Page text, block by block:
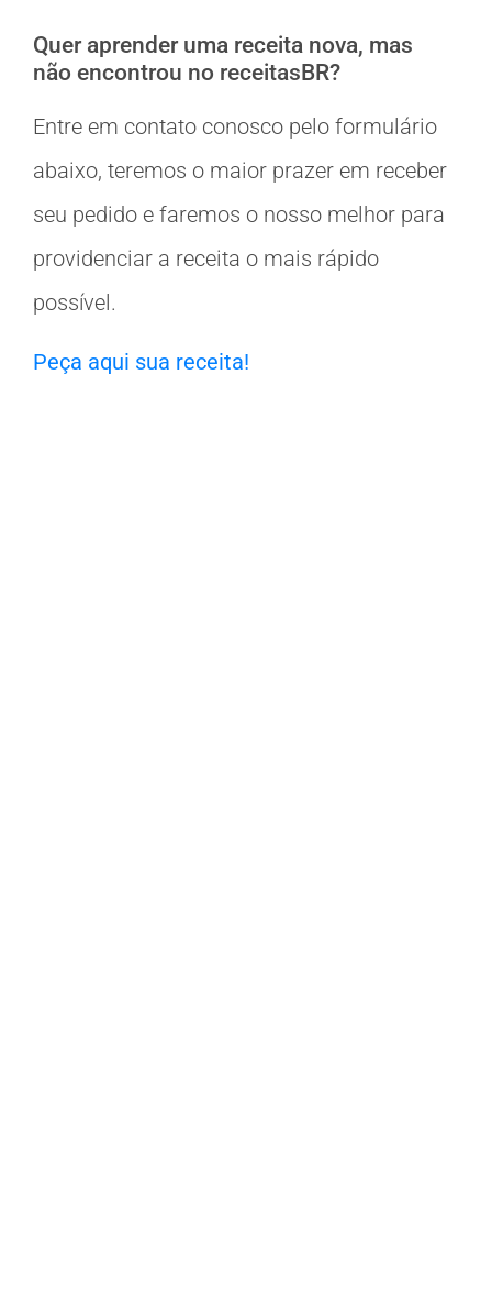
Quer aprender uma receita nova, mas
não encontrou no receitasBR?
Entre em contato conosco pelo formulário
abaixo, teremos o maior prazer em receber
seu pedido e faremos o nosso melhor para
providenciar a receita o mais rápido
possível.
Peça aqui sua receita!